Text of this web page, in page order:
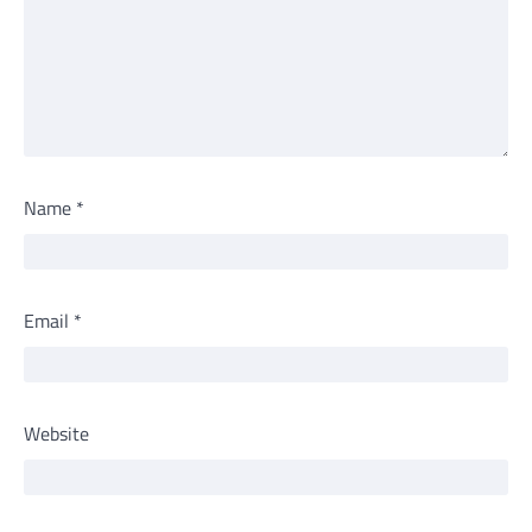
Name *
Email *
Website